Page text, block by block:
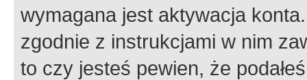
wymagana jest aktywacja
zgodnie z instrukcjami w nim
to czy jesteś pewien, że